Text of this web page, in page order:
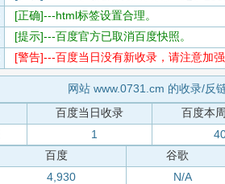
[正确]---html标签设置合理。
[提示]---百度官方已取消百度快照。
[警告]---百度当日没有新收录，请注意加
网站 www.0731.cm 的收录/反
百度当日收录
百度本
1
百度
谷歌
4,930
N/A